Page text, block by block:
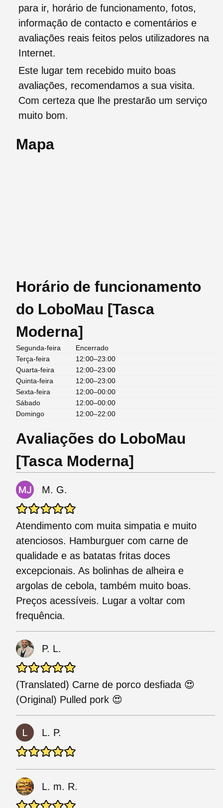
para ir, horário de funcionamento, fotos,
informação de contacto e comentários e
avaliações reais feitos pelos utilizadores na
Internet.
Este lugar tem recebido muito boas
avaliações, recomendamos a sua visita.
Com certeza que lhe prestarão um serviço
muito bom.
Mapa
Horário de funcionamento
do LoboMau [Tasca
Moderna]
Segunda-feira
Encerrado
Terça-feira
12:00–23:00
Quarta-feira
12:00–23:00
Quinta-feira
12:00–23:00
Sexta-feira
12:00–00:00
Sábado
12:00–00:00
Domingo
12:00–22:00
Avaliações do LoboMau
[Tasca Moderna]
M. G.
Atendimento com muita simpatia e muito
atenciosos. Hamburguer com carne de
qualidade e as batatas fritas doces
excepcionais. As bolinhas de alheira e
argolas de cebola, também muito boas.
Preços acessíveis. Lugar a voltar com
frequência.
P. L.
(Translated) Carne de porco desfiada 😍
(Original) Pulled pork 😍
L. P.
L. m. R.